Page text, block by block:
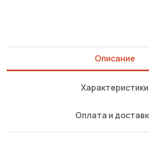
Описание
Характеристики
Оплата и